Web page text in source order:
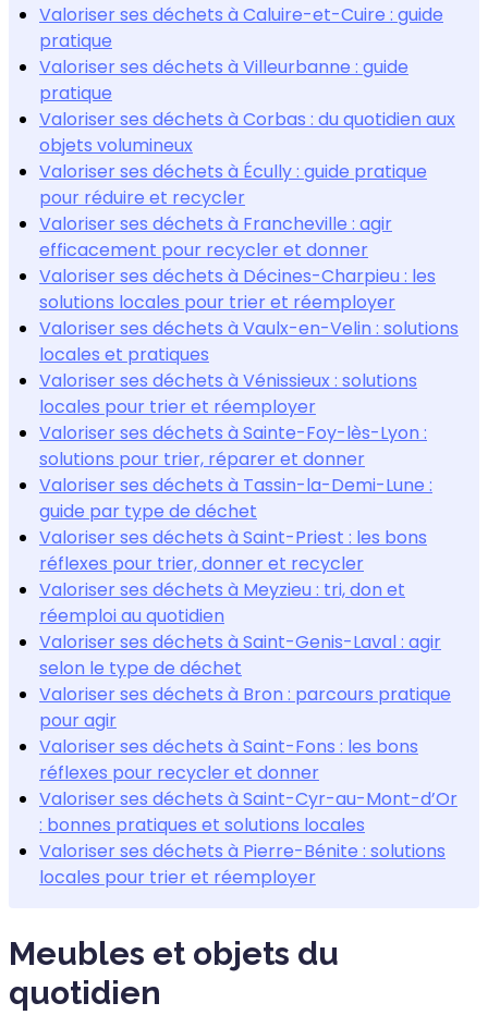
Valoriser ses déchets à Caluire-et-Cuire : guide
pratique
Valoriser ses déchets à Villeurbanne : guide
pratique
Valoriser ses déchets à Corbas : du quotidien aux
objets volumineux
Valoriser ses déchets à Écully : guide pratique
pour réduire et recycler
Valoriser ses déchets à Francheville : agir
efficacement pour recycler et donner
Valoriser ses déchets à Décines-Charpieu : les
solutions locales pour trier et réemployer
Valoriser ses déchets à Vaulx-en-Velin : solutions
locales et pratiques
Valoriser ses déchets à Vénissieux : solutions
locales pour trier et réemployer
Valoriser ses déchets à Sainte-Foy-lès-Lyon :
solutions pour trier, réparer et donner
Valoriser ses déchets à Tassin-la-Demi-Lune :
guide par type de déchet
Valoriser ses déchets à Saint-Priest : les bons
réflexes pour trier, donner et recycler
Valoriser ses déchets à Meyzieu : tri, don et
réemploi au quotidien
Valoriser ses déchets à Saint-Genis-Laval : agir
selon le type de déchet
Valoriser ses déchets à Bron : parcours pratique
pour agir
Valoriser ses déchets à Saint-Fons : les bons
réflexes pour recycler et donner
Valoriser ses déchets à Saint-Cyr-au-Mont-d’Or
: bonnes pratiques et solutions locales
Valoriser ses déchets à Pierre-Bénite : solutions
locales pour trier et réemployer
Meubles et objets du
quotidien